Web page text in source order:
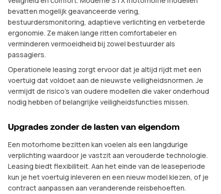
bevatten mogelijk geavanceerde vering,
bestuurdersmonitoring, adaptieve verlichting en verbeterde
ergonomie. Ze maken lange ritten comfortabeler en
verminderen vermoeidheid bij zowel bestuurder als
passagiers.
Operationele leasing zorgt ervoor dat je altijd rijdt met een
voertuig dat voldoet aan de nieuwste veiligheidsnormen. Je
vermijdt de risico’s van oudere modellen die vaker onderhoud
nodig hebben of belangrijke veiligheidsfuncties missen.
Upgrades zonder de lasten van eigendom
Een motorhome bezitten kan voelen als een langdurige
verplichting waardoor je vastzit aan verouderde technologie.
Leasing biedt flexibiliteit. Aan het einde van de leaseperiode
kun je het voertuig inleveren en een nieuw model kiezen, of je
contract aanpassen aan veranderende reisbehoeften.